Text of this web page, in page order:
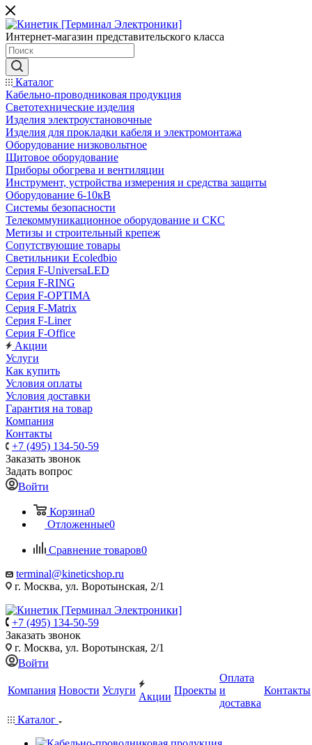
Интернет-магазин представительского класса
Каталог
Кабельно-проводниковая продукция
Светотехнические изделия
Изделия электроустановочные
Изделия для прокладки кабеля и электромонтажа
Оборудование низковольтное
Щитовое оборудование
Приборы обогрева и вентиляции
Инструмент, устройства измерения и средства защиты
Оборудование 6-10кВ
Системы безопасности
Телекоммуникационное оборудование и СКС
Метизы и строительный крепеж
Сопутствующие товары
Светильники Ecoledbio
Серия F-UniversaLED
Серия F-RING
Серия F-OPTIMA
Серия F-Matrix
Серия F-Liner
Серия F-Office
Акции
Услуги
Как купить
Условия оплаты
Условия доставки
Гарантия на товар
Компания
Контакты
+7 (495) 134-50-59
Заказать звонок
Задать вопрос
Войти
Корзина0
Отложенные0
Сравнение товаров0
terminal@kineticshop.ru
г. Москва, ул. Воротынская, 2/1
+7 (495) 134-50-59
Заказать звонок
г. Москва, ул. Воротынская, 2/1
Войти
Компания Новости Услуги
Акции
Проекты
Оплата
и
доставка
Контакты
Каталог